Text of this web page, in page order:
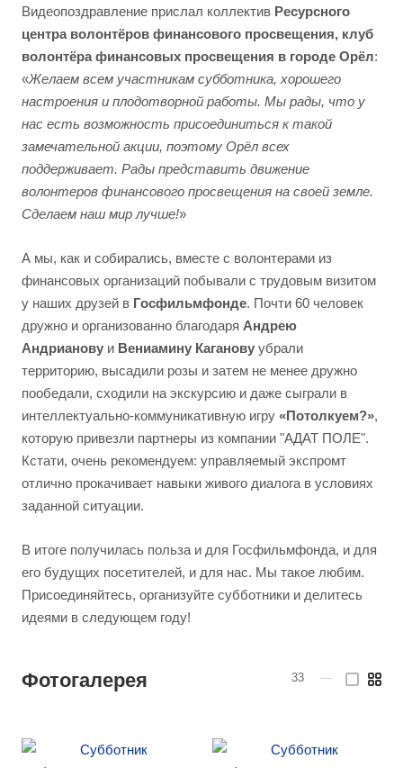
Видеопоздравление прислал коллектив Ресурсного
центра волонтёров финансового просвещения, клуб
волонтёра финансовых просвещения в городе Орёл:
«Желаем всем участникам субботника, хорошего
настроения и плодотворной работы. Мы рады, что у
нас есть возможность присоединиться к такой
замечательной акции, поэтому Орёл всех
поддерживает. Рады представить движение
волонтеров финансового просвещения на своей земле.
Сделаем наш мир лучше!»
А мы, как и собирались, вместе с волонтерами из
финансовых организаций побывали с трудовым визитом
у наших друзей в Госфильмфонде. Почти 60 человек
дружно и организованно благодаря Андрею
Андрианову и Вениамину Каганову убрали
территорию, высадили розы и затем не менее дружно
пообедали, сходили на экскурсию и даже сыграли в
интеллектуально-коммуникативную игру «Потолкуем?»,
которую привезли партнеры из компании "АДАТ ПОЛЕ".
Кстати, очень рекомендуем: управляемый экспромт
отлично прокачивает навыки живого диалога в условиях
заданной ситуации.
В итоге получилась польза и для Госфильмфонда, и для
его будущих посетителей, и для нас. Мы такое любим.
Присоединяйтесь, организуйте субботники и делитесь
идеями в следующем году!
Фотогалерея 33 —